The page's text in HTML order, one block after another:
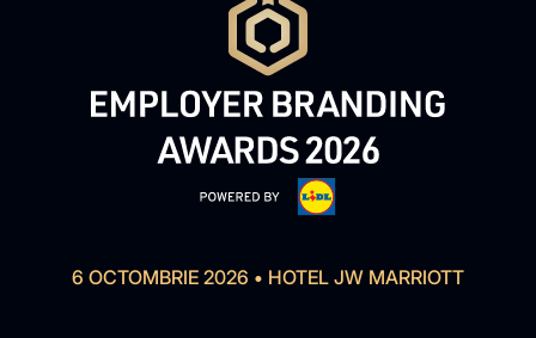
6 OCTOMBRIE 2026 • HOTEL JW MARRIOTT